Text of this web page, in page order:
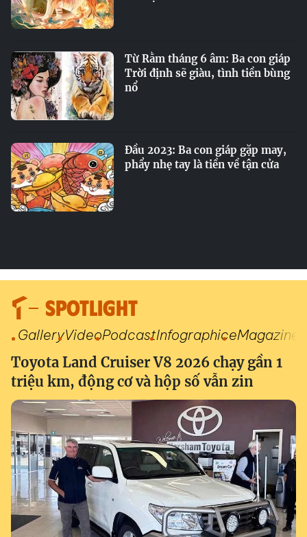
Từ Rằm tháng 6 âm: Ba con giáp
Trời định sẽ giàu, tình tiền bùng
nổ
Đầu 2023: Ba con giáp gặp may,
phẩy nhẹ tay là tiền về tận cửa
SPOTLIGHT
GalleryVideoPodcastInfographiceMagazine
Toyota Land Cruiser V8 2026 chạy gần 1
triệu km, động cơ và hộp số vẫn zin